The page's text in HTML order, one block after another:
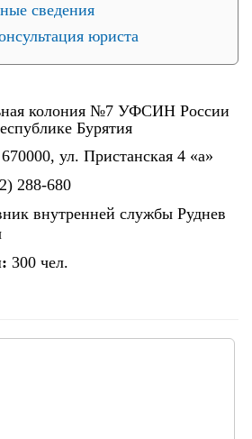
сведения
юриста
колония №7 УФСИН России
Бурятия
ул. Пристанская 4 «а»
288-680
внутренней службы Руднев
300 чел.